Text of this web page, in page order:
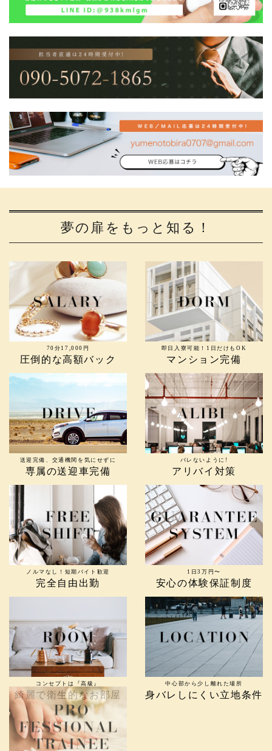
夢の扉をもっと知る！
70分17,000円
圧倒的な高額バック
即日入寮可能！1日だけもOK
マンション完備
送迎完備、交通機関を気にせずに
専属の送迎車完備
バレないように!
アリバイ対策
ノルマなし！短期バイト歓迎
完全自由出勤
1日3万円〜
安心の体験保証制度
コンセプトは『高級』
綺麗で衛生的なお部屋
中心部から少し離れた場所
身バレしにくい立地条件